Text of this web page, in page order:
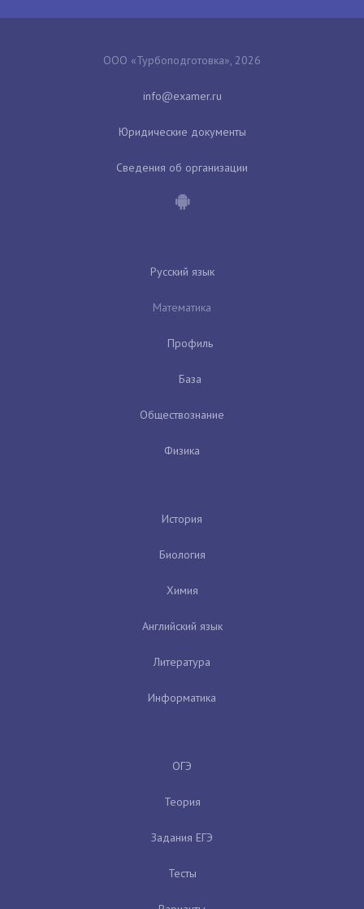
ООО «Турбоподготовка», 2026
Юридические документы
Сведения об организации
Русский язык
Математика
Профиль
База
Обществознание
Физика
История
Биология
Химия
Английский язык
Литература
Информатика
ОГЭ
Теория
Задания ЕГЭ
Тесты